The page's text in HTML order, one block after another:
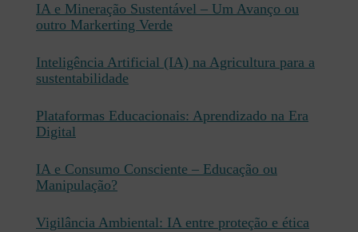
IA e Mineração Sustentável – Um Avanço ou
outro Markerting Verde
Inteligência Artificial (IA) na Agricultura para a
sustentabilidade
Plataformas Educacionais: Aprendizado na Era
Digital
IA e Consumo Consciente – Educação ou
Manipulação?
Vigilância Ambiental: IA entre proteção e ética